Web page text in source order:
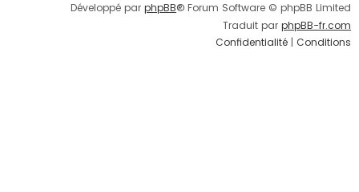
Développé par phpBB® Forum Software © phpBB Limited
Traduit par phpBB-fr.com
Confidentialité | Conditions